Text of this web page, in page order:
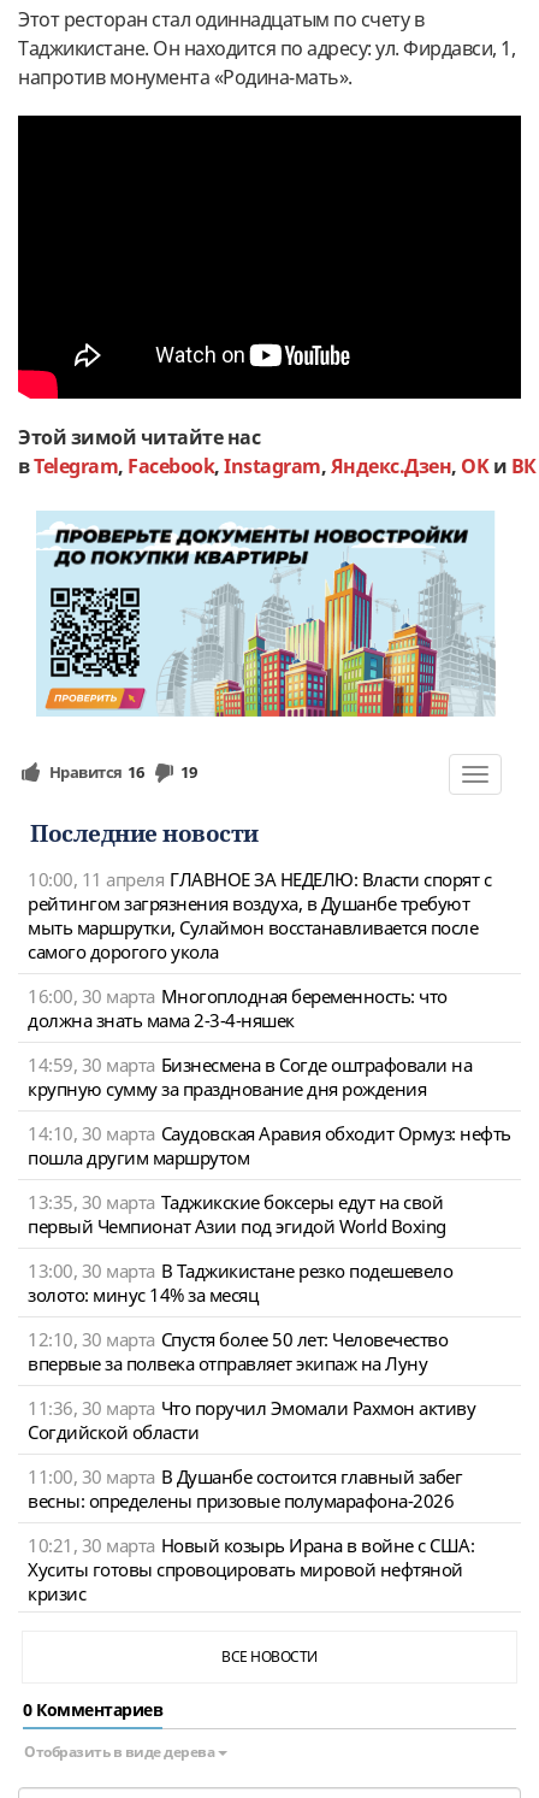
Этот ресторан стал одиннадцатым по счету в
Таджикистане. Он находится по адресу: ул. Фирдавси, 1,
напротив монумента «Родина-мать».
Этой зимой читайте нас
вTelegram, Facebook,Instagram,Яндекс.Дзен, OKи ВК
Toggle
Нравится 16 19
Последние новости
10:00, 11 апреля ГЛАВНОЕ ЗА НЕДЕЛЮ: Власти спорят с
рейтингом загрязнения воздуха, в Душанбе требуют
мыть маршрутки, Сулаймон восстанавливается после
самого дорогого укола
16:00, 30 марта Многоплодная беременность: что
должна знать мама 2-3-4-няшек
14:59, 30 марта Бизнесмена в Согде оштрафовали на
крупную сумму за празднование дня рождения
14:10, 30 марта Саудовская Аравия обходит Ормуз: нефть
пошла другим маршрутом
13:35, 30 марта Таджикские боксеры едут на свой
первый Чемпионат Азии под эгидой World Boxing
13:00, 30 марта В Таджикистане резко подешевело
золото: минус 14% за месяц
12:10, 30 марта Спустя более 50 лет: Человечество
впервые за полвека отправляет экипаж на Луну
11:36, 30 марта Что поручил Эмомали Рахмон активу
Согдийской области
11:00, 30 марта В Душанбе состоится главный забег
весны: определены призовые полумарафона-2026
10:21, 30 марта Новый козырь Ирана в войне с США:
Хуситы готовы спровоцировать мировой нефтяной
кризис
ВСЕ НОВОСТИ
0 Комментариев
Отобразить в виде дерева